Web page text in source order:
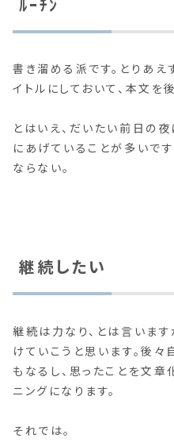
書き溜める派です。とりあ
イトルにしておいて、本文を
とはいえ、だいたい前日の
にあげていることが多いで
ならない。
継続したい
継続は力なり、とは言いま
けていこうと思います。後
もなるし、思ったことを文章
ニングになります。
それでは。